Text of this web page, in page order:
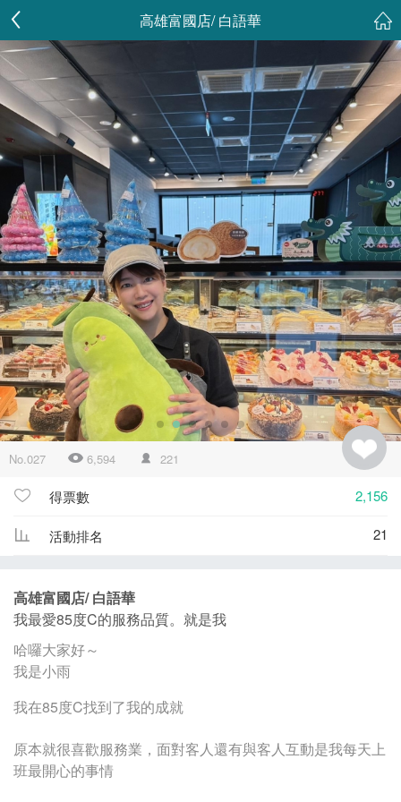
高雄富國店/ 白語華
No.027 6,594 221
得票數 2,156
活動排名 21
高雄富國店/ 白語華
我最愛85度C的服務品質。就是我
哈囉大家好～
我是小雨
我在85度C找到了我的成就
原本就很喜歡服務業，面對客人還有與客人互動是我每天上
班最開心的事情